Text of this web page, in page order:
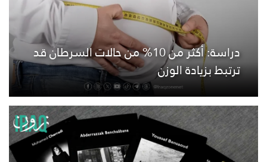
دراسة: أكثر من 10% من حالات السرطان قد
ترتبط بزيادة الوزن